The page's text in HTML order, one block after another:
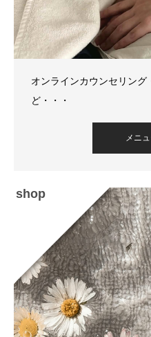
オンラインカウンセリン
ど・・・
メニ
shop